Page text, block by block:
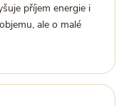
příjem energie i
ale o malé